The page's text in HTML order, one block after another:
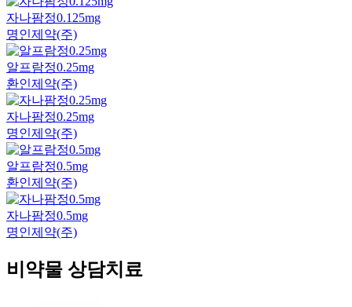
자나팜정0.125mg
명인제약(주)
알프람정0.25mg
환인제약(주)
자나팜정0.25mg
명인제약(주)
알프람정0.5mg
환인제약(주)
자나팜정0.5mg
명인제약(주)
비약물 상담치료